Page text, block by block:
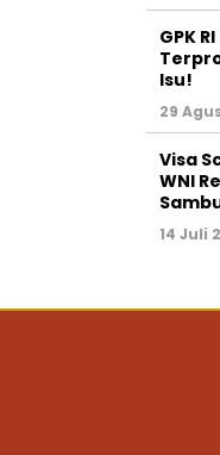
GPK
Isu!
29
Visa
WNI
14 Juli